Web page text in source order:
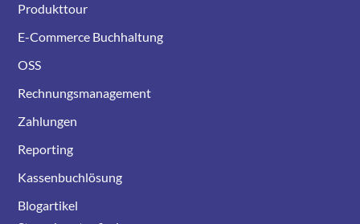
Produkttour
E-Commerce Buchhaltung
OSS
Rechnungsmanagement
Zahlungen
Reporting
Kassenbuchlösung
Blogartikel